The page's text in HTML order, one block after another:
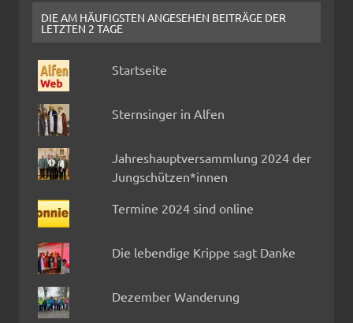
DIE AM HÄUFIGSTEN ANGESEHEN BEITRÄGE DER
LETZTEN 2 TAGE
Startseite
Sternsinger in Alfen
Jahreshauptversammlung 2024 der
Jungschützen*innen
Termine 2024 sind online
Die lebendige Krippe sagt Danke
Dezember Wanderung